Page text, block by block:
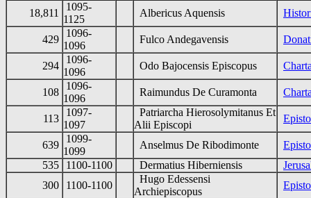
18,811
1095-
1125
Albericus Aquensis
429
1096-
1096
Fulco Andegavensis
294
1096-
1096
Odo Bajocensis Episcopus
108
1096-
1096
Raimundus De Curamonta
113
1097-
1097
Patriarcha Hierosolymitanus Et
Alii Episcopi
639
1099-
1099
Anselmus De Ribodimonte
535
1100-1100 Dermatius Hiberniensis
300
1100-1100
Hugo Edessensi
Archiepiscopus